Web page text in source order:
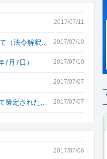
2017/07/11
2017/07/10
（法令解釈…
2017/07/10
月7日）
2017/07/07
2017/07/07
策定された…
2017/07/06